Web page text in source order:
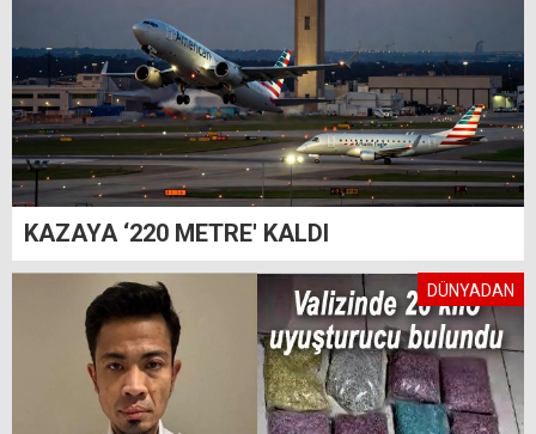
KAZAYA ‘220 METRE' KALDI
DÜNYADAN